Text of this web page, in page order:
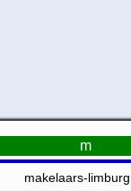
m
makelaars-limburg